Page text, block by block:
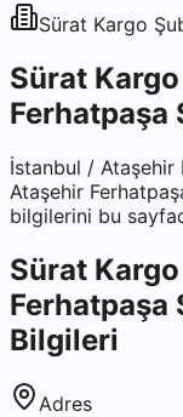
Sürat Kargo
Sürat
Ferhatpaşa
İstanbul / Ataşehir
Ataşehir
bilgilerini bu
Sürat
Ferhatpaşa
Bilgileri
Adres